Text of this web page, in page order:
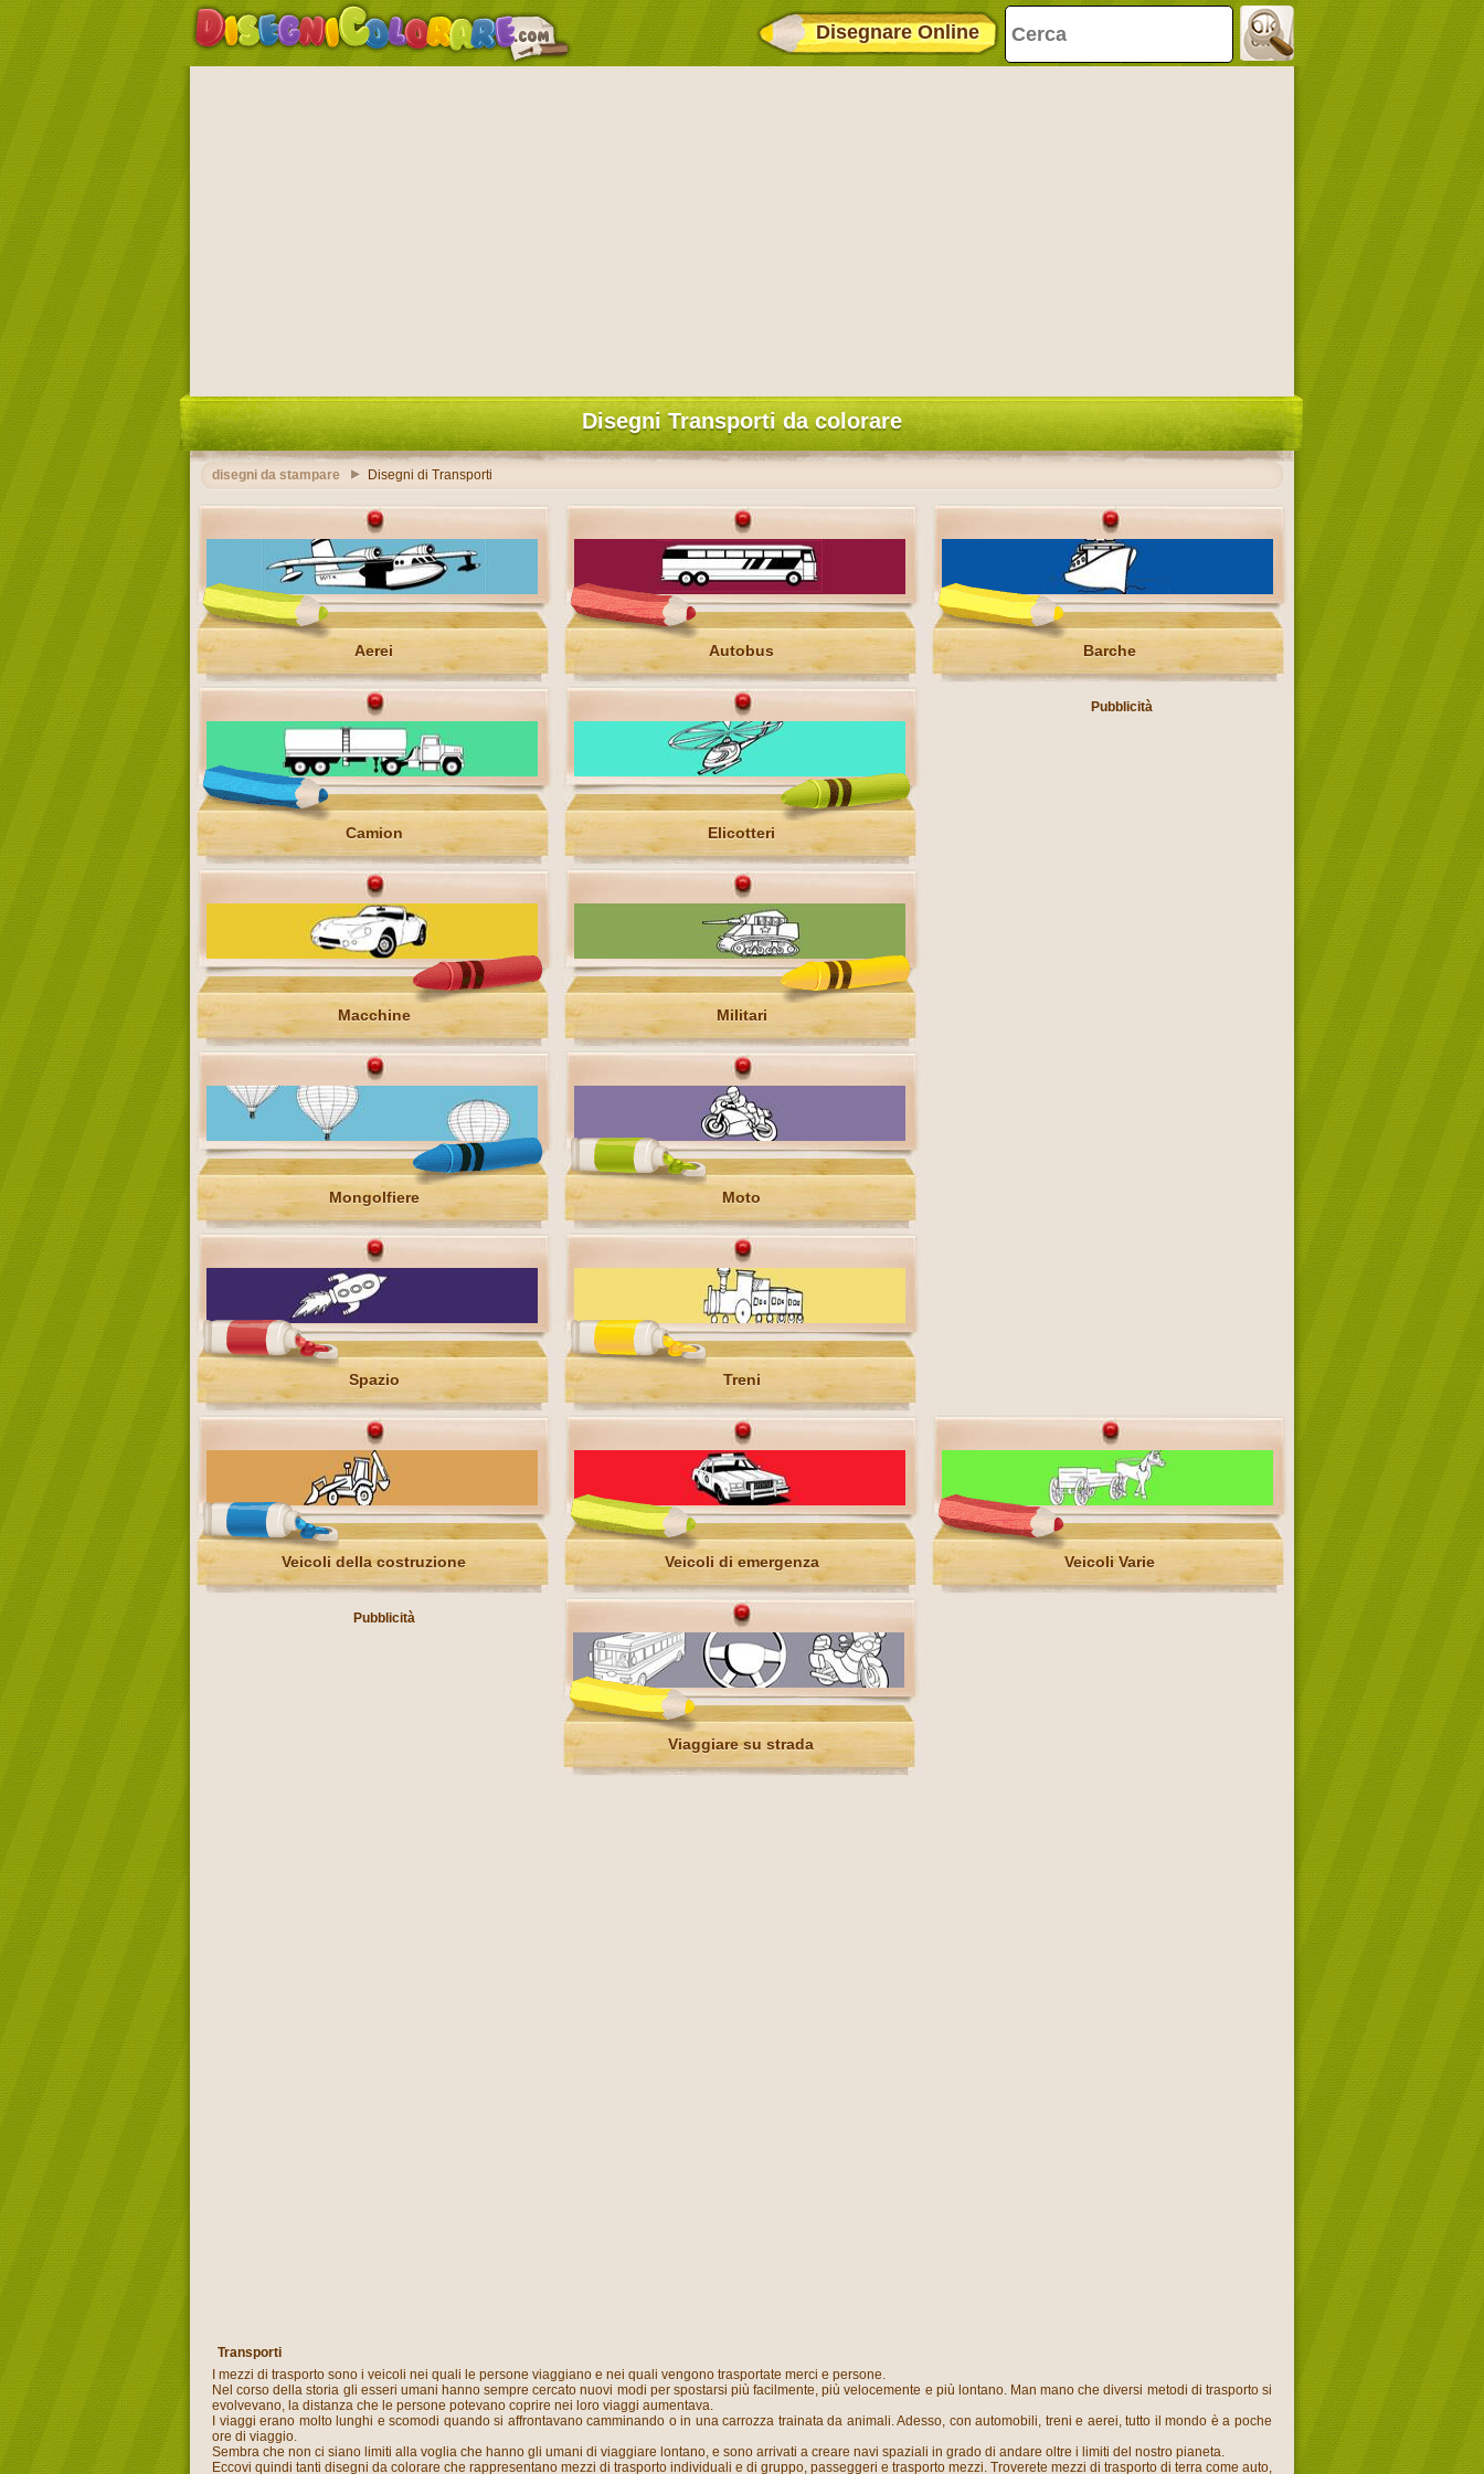
Disegnare Online
Disegni Transporti da colorare
disegni da stampare Disegni di Transporti
Aerei Autobus Barche
Camion Elicotteri
Pubblicità
Macchine Militari
Mongolfiere Moto
Spazio Treni
Veicoli della costruzione Veicoli di emergenza Veicoli Varie
Pubblicità
Viaggiare su strada
Transporti
I mezzi di trasporto sono i veicoli nei quali le persone viaggiano e nei quali vengono trasportate merci e persone.
Nel corso della storia gli esseri umani hanno sempre cercato nuovi modi per spostarsi più facilmente, più velocemente e più lontano. Man mano che diversi metodi di trasporto si
evolvevano, la distanza che le persone potevano coprire nei loro viaggi aumentava.
I viaggi erano molto lunghi e scomodi quando si affrontavano camminando o in una carrozza trainata da animali. Adesso, con automobili, treni e aerei, tutto il mondo è a poche
ore di viaggio.
Sembra che non ci siano limiti alla voglia che hanno gli umani di viaggiare lontano, e sono arrivati a creare navi spaziali in grado di andare oltre i limiti del nostro pianeta.
Eccovi quindi tanti disegni da colorare che rappresentano mezzi di trasporto individuali e di gruppo, passeggeri e trasporto mezzi. Troverete mezzi di trasporto di terra come auto,